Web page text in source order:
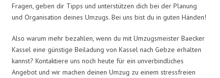
Fragen, geben dir Tipps und unterstützen dich bei der Planung
und Organisation deines Umzugs. Bei uns bist du in guten Händen!
Also warum mehr bezahlen, wenn du mit Umzugsmeister Baecker
Kassel eine günstige Beiladung von Kassel nach Gebze erhalten
kannst? Kontaktiere uns noch heute für ein unverbindliches
Angebot und wir machen deinen Umzug zu einem stressfreien